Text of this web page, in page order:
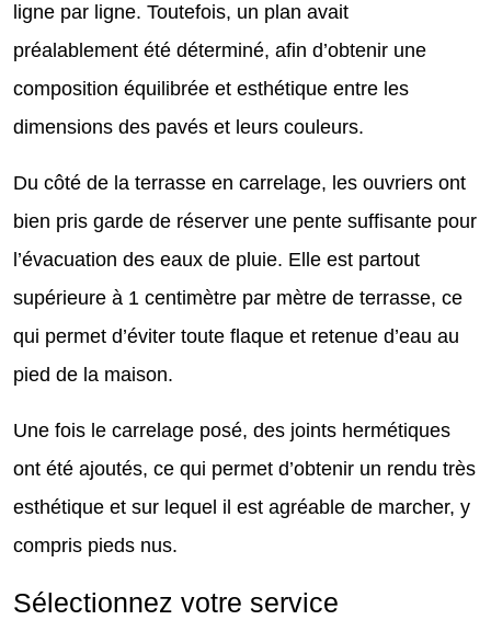
ligne par ligne. Toutefois, un plan avait
préalablement été déterminé, afin d’obtenir une
composition équilibrée et esthétique entre les
dimensions des pavés et leurs couleurs.
Du côté de la terrasse en carrelage, les ouvriers ont
bien pris garde de réserver une pente suffisante pour
l’évacuation des eaux de pluie. Elle est partout
supérieure à 1 centimètre par mètre de terrasse, ce
qui permet d’éviter toute flaque et retenue d’eau au
pied de la maison.
Une fois le carrelage posé, des joints hermétiques
ont été ajoutés, ce qui permet d’obtenir un rendu très
esthétique et sur lequel il est agréable de marcher, y
compris pieds nus.
Sélectionnez votre service